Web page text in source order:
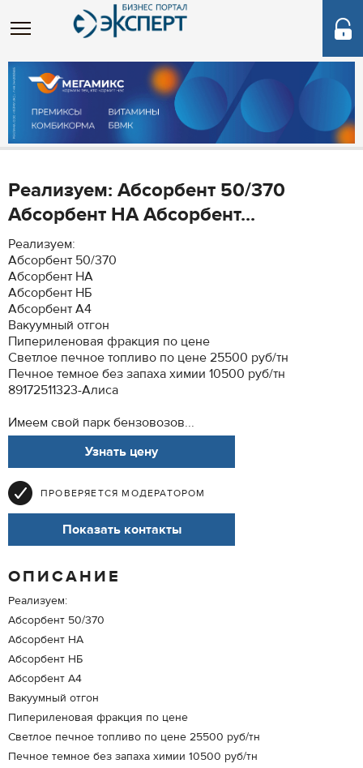
Реализуем: Абсорбент 50/370
Абсорбент НА Абсорбент...
Реализуем:
Абсорбент 50/370
Абсорбент НА
Абсорбент НБ
Абсорбент А4
Вакуумный отгон
Пипериленовая фракция по цене
Светлое печное топливо по цене 25500 руб/тн
Печное темное без запаха химии 10500 руб/тн
89172511323-Алиса
Имеем свой парк бензовозов...
Узнать цену
ПРОВЕРЯЕТСЯ МОДЕРАТОРОМ
Показать контакты
ОПИСАНИЕ
Реализуем:
Абсорбент 50/370
Абсорбент НА
Абсорбент НБ
Абсорбент А4
Вакуумный отгон
Пипериленовая фракция по цене
Светлое печное топливо по цене 25500 руб/тн
Печное темное без запаха химии 10500 руб/тн